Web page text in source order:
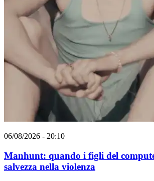
06/08/2026 - 20:10
Manhunt: quando i figli del
salvezza nella violenza